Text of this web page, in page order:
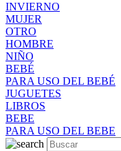
INVIERNO
MUJER
OTRO
HOMBRE
NIÑO
BEBÉ
PARA USO DEL BEBÉ
JUGUETES
LIBROS
BEBE
PARA USO DEL BEBE